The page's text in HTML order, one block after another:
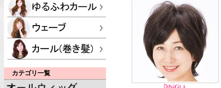
カテゴリ一覧